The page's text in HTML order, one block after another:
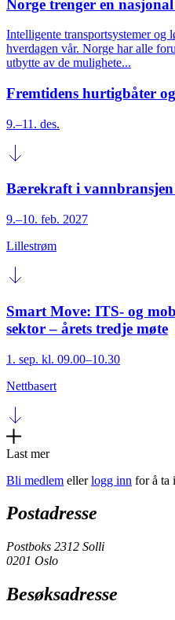
Norge trenger en
Intelligente transportsystemer og
hverdagen vår. Norge har alle
utbytte av de mulighete...
Fremtidens hurtigbåter
9.–11. des.
Bærekraft i
9.–10. feb. 2027
Lillestrøm
Smart Move: ITS- og
sektor – årets tredje møte
1. sep. kl. 09.00–10.30
Nettbasert
Last mer
Bli medlem ellerlogg inn for å ta
Postadresse
Postboks 2312 Solli
0201 Oslo
Besøksadresse